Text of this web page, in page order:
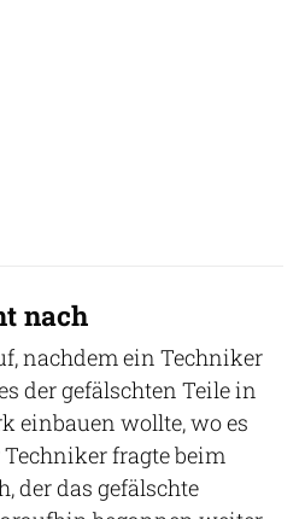
nach
nachdem ein Techniker
der gefälschten Teile in
einbauen wollte, wo es
fragte beim
der das gefälschte